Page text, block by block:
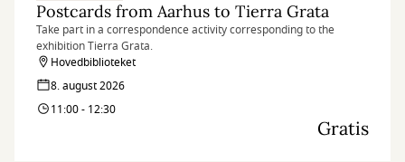
Postcards from Aarhus to Tierra Grata
Take part in a correspondence activity corresponding to the
exhibition Tierra Grata.
Hovedbiblioteket
8. august 2026
11:00 - 12:30
Gratis